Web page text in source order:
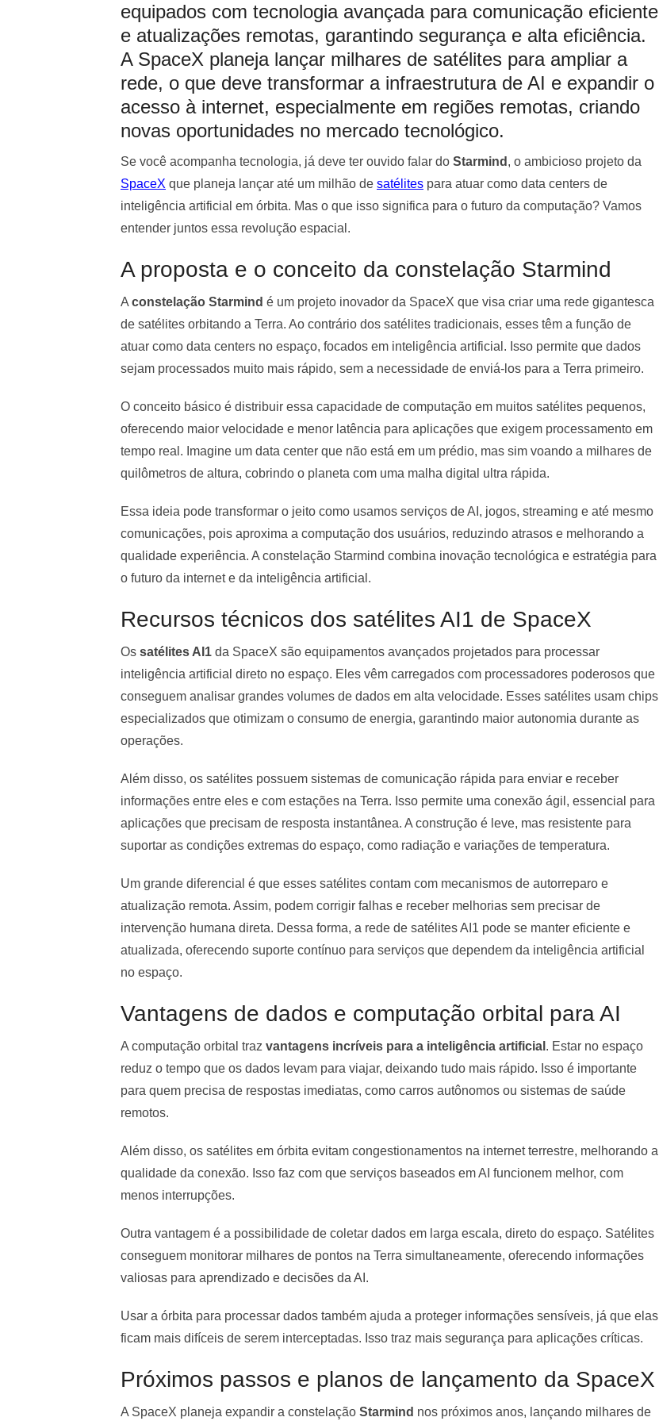
equipados com tecnologia avançada para comunicação eficiente
e atualizações remotas, garantindo segurança e alta eficiência.
A SpaceX planeja lançar milhares de satélites para ampliar a
rede, o que deve transformar a infraestrutura de AI e expandir o
acesso à internet, especialmente em regiões remotas, criando
novas oportunidades no mercado tecnológico.
Se você acompanha tecnologia, já deve ter ouvido falar do Starmind , o ambicioso projeto da
SpaceX que planeja lançar até um milhão de satélites para atuar como data centers de
inteligência artificial em órbita. Mas o que isso significa para o futuro da computação? Vamos
entender juntos essa revolução espacial.
A proposta e o conceito da constelação Starmind
A constelação Starmind é um projeto inovador da SpaceX que visa criar uma rede gigantesca
de satélites orbitando a Terra. Ao contrário dos satélites tradicionais, esses têm a função de
atuar como data centers no espaço, focados em inteligência artificial. Isso permite que dados
sejam processados muito mais rápido, sem a necessidade de enviá-los para a Terra primeiro.
O conceito básico é distribuir essa capacidade de computação em muitos satélites pequenos,
oferecendo maior velocidade e menor latência para aplicações que exigem processamento em
tempo real. Imagine um data center que não está em um prédio, mas sim voando a milhares de
quilômetros de altura, cobrindo o planeta com uma malha digital ultra rápida.
Essa ideia pode transformar o jeito como usamos serviços de AI, jogos, streaming e até mesmo
comunicações, pois aproxima a computação dos usuários, reduzindo atrasos e melhorando a
qualidade experiência. A constelação Starmind combina inovação tecnológica e estratégia para
o futuro da internet e da inteligência artificial.
Recursos técnicos dos satélites AI1 de SpaceX
Os satélites AI1 da SpaceX são equipamentos avançados projetados para processar
inteligência artificial direto no espaço. Eles vêm carregados com processadores poderosos que
conseguem analisar grandes volumes de dados em alta velocidade. Esses satélites usam chips
especializados que otimizam o consumo de energia, garantindo maior autonomia durante as
operações.
Além disso, os satélites possuem sistemas de comunicação rápida para enviar e receber
informações entre eles e com estações na Terra. Isso permite uma conexão ágil, essencial para
aplicações que precisam de resposta instantânea. A construção é leve, mas resistente para
suportar as condições extremas do espaço, como radiação e variações de temperatura.
Um grande diferencial é que esses satélites contam com mecanismos de autorreparo e
atualização remota. Assim, podem corrigir falhas e receber melhorias sem precisar de
intervenção humana direta. Dessa forma, a rede de satélites AI1 pode se manter eficiente e
atualizada, oferecendo suporte contínuo para serviços que dependem da inteligência artificial
no espaço.
Vantagens de dados e computação orbital para AI
A computação orbital traz vantagens incríveis para a inteligência artificial . Estar no espaço
reduz o tempo que os dados levam para viajar, deixando tudo mais rápido. Isso é importante
para quem precisa de respostas imediatas, como carros autônomos ou sistemas de saúde
remotos.
Além disso, os satélites em órbita evitam congestionamentos na internet terrestre, melhorando a
qualidade da conexão. Isso faz com que serviços baseados em AI funcionem melhor, com
menos interrupções.
Outra vantagem é a possibilidade de coletar dados em larga escala, direto do espaço. Satélites
conseguem monitorar milhares de pontos na Terra simultaneamente, oferecendo informações
valiosas para aprendizado e decisões da AI.
Usar a órbita para processar dados também ajuda a proteger informações sensíveis, já que elas
ficam mais difíceis de serem interceptadas. Isso traz mais segurança para aplicações críticas.
Próximos passos e planos de lançamento da SpaceX
A SpaceX planeja expandir a constelação Starmind nos próximos anos, lançando milhares de